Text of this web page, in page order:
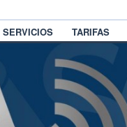
SERVICIOS TARIFAS